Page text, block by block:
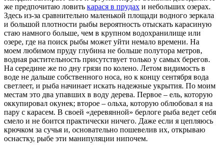
же предпочитаю ловить карася в прудах и небольших озерах.
Здесь из-за сравнительно маленькой площади водного зеркала
и большой плотности рыбы вероятность отыскать карасиную
стаю намного больше, чем в крупном водохранилище или
озере, где на поиск рыбы может уйти немало времени. На
моем любимом пруду глубина не больше полутора метров,
водная растительность присутствует только у самых берегов.
На середине же по дну грязи по колено. Летом видимость в
воде не дальше собственного носа, но к концу сентября вода
светлеет, и рыба начинает искать надежные укрытия. По моим
местам это два упавших в воду дерева. Первое – ель, которую
оккупировал окунек; второе – ольха, которую облюбовал я на
пару с карасем. В своей «деревянной» берлоге рыба ведет себя
смело и не боится практически ничего. Даже если я цепляюсь
крючком за сучья и, основательно пошевелив их, открываю
оснастку, рыбе эти манипуляции нипочем.